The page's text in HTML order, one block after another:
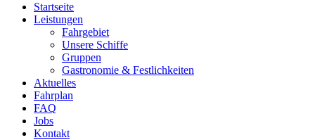
Startseite
Leistungen
Fahrgebiet
Unsere Schiffe
Gruppen
Gastronomie & Festlichkeiten
Aktuelles
Fahrplan
FAQ
Jobs
Kontakt